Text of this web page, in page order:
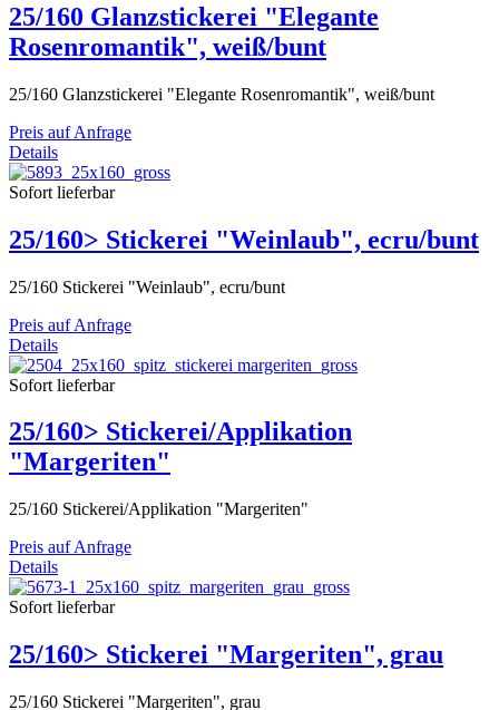
25/160 Glanzstickerei "Elegante
Rosenromantik", weiß/bunt
25/160 Glanzstickerei "Elegante Rosenromantik", weiß/bunt
Preis auf Anfrage
Details
Sofort lieferbar
25/160> Stickerei "Weinlaub", ecru/bunt
25/160 Stickerei "Weinlaub", ecru/bunt
Preis auf Anfrage
Details
Sofort lieferbar
25/160> Stickerei/Applikation
"Margeriten"
25/160 Stickerei/Applikation "Margeriten"
Preis auf Anfrage
Details
Sofort lieferbar
25/160> Stickerei "Margeriten", grau
25/160 Stickerei "Margeriten", grau